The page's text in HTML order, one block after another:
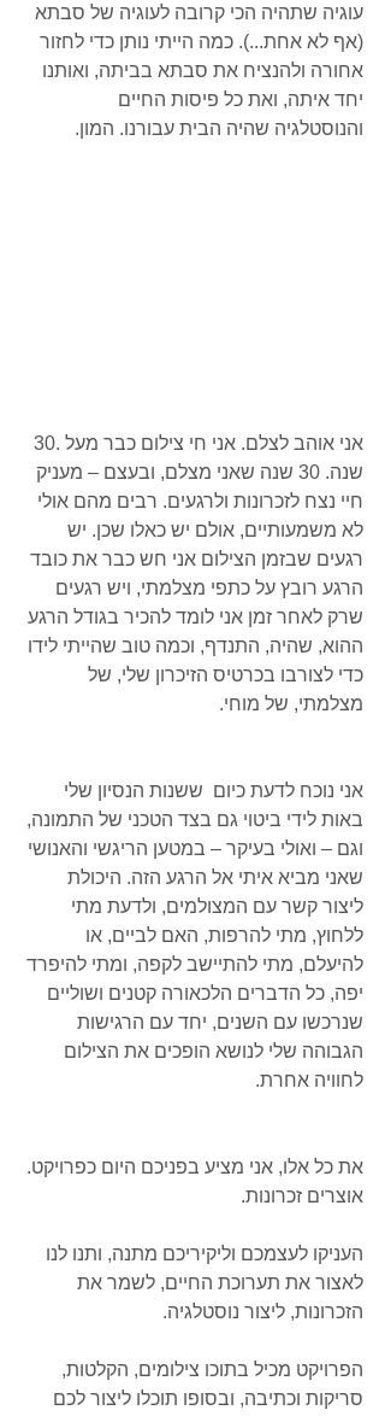
עוגיה שתהיה הכי קרובה לעוגיה של סבתא
(אף לא אחת...). כמה הייתי נותן כדי לחזור
אחורה ולהנציח את סבתא בביתה, ואותנו
יחד איתה, ואת כל פיסות החיים
והנוסטלגיה שהיה הבית עבורנו. המון.
שנה. 30 שנה שאני מצלם, ובעצם – מעניק
חיי נצח לזכרונות ולרגעים. רבים מהם אולי
לא משמעותיים, אולם יש כאלו שכן. יש
רגעים שבזמן הצילום אני חש כבר את כובד
הרגע רובץ על כתפי מצלמתי, ויש רגעים
שרק לאחר זמן אני לומד להכיר בגודל הרגע
ההוא, שהיה, התנדף, וכמה טוב שהייתי לידו
כדי לצורבו בכרטיס הזיכרון שלי, של
מצלמתי, של מוחי.
אני נוכח לדעת כיום  ששנות הנסיון שלי
באות לידי ביטוי גם בצד הטכני של התמונה,
וגם – ואולי בעיקר – במטען הריגשי והאנושי
שאני מביא איתי אל הרגע הזה. היכולת
ליצור קשר עם המצולמים, ולדעת מתי
ללחוץ, מתי להרפות, האם לביים, או
להיעלם, מתי להתיישב לקפה, ומתי להיפרד
יפה, כל הדברים הלכאורה קטנים ושוליים
שנרכשו עם השנים, יחד עם הרגישות
הגבוהה שלי לנושא הופכים את הצילום
לחוויה אחרת.
את כל אלו, אני מציע בפניכם היום כפרויקט.
אוצרים זכרונות.
העניקו לעצמכם וליקיריכם מתנה, ותנו לנו
לאצור את תערוכת החיים, לשמר את
הזכרונות, ליצור נוסטלגיה.
הפרויקט מכיל בתוכו צילומים, הקלטות,
סריקות וכתיבה, ובסופו תוכלו ליצור לכם